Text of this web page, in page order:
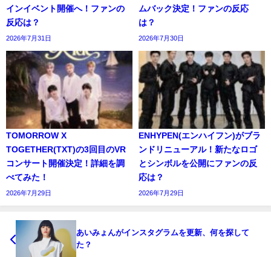
インイベント開催へ！ファンの
反応は？
2026年7月31日
ムバック決定！ファンの反応
は？
2026年7月30日
TOMORROW X
TOGETHER(TXT)の3回目のVR
コンサート開催決定！詳細を調
べてみた！
2026年7月29日
ENHYPEN(エンハイフン)がブラ
ンドリニューアル！新たなロゴ
とシンボルを公開にファンの反
応は？
2026年7月29日
あいみょんがインスタグラムを更新、何を探して
た？